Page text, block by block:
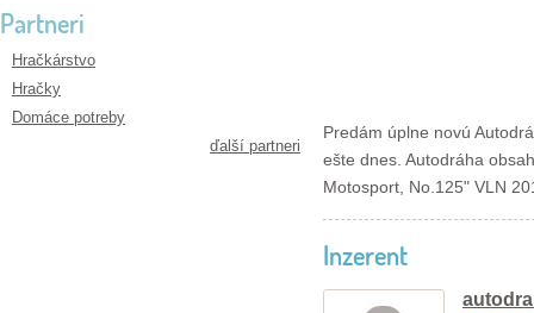
Partneri
Hračkárstvo
Hračky
Domáce potreby
ďalší partneri
Predám úplne novú
ešte dnes. Autodráha
Motosport, No.125" VLN
Inzerent